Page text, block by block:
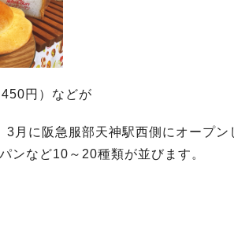
円）などが
月に阪急服部天神駅西側にオープン
ンなど10～20種類が並びます。